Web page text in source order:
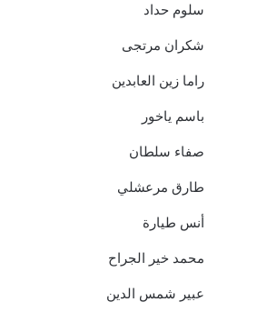
سلوم حداد
شكران مرتجى
راما زين العابدين
باسم ياخور
صفاء سلطان
طارق مرعشلي
أنس طيارة
محمد خير الجراح
عبير شمس الدين